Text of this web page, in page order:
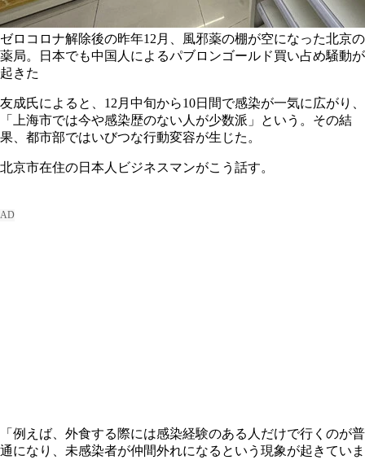
ゼロコロナ解除後の昨年12月、風邪薬の棚が空になった北京の
薬局。日本でも中国人によるパブロンゴールド買い占め騒動が
起きた
友成氏によると、12月中旬から10日間で感染が一気に広がり、
「上海市では今や感染歴のない人が少数派」という。その結
果、都市部ではいびつな行動変容が生じた。
北京市在住の日本人ビジネスマンがこう話す。
「例えば、外食する際には感染経験のある人だけで行くのが普
通になり、未感染者が仲間外れになるという現象が起きていま